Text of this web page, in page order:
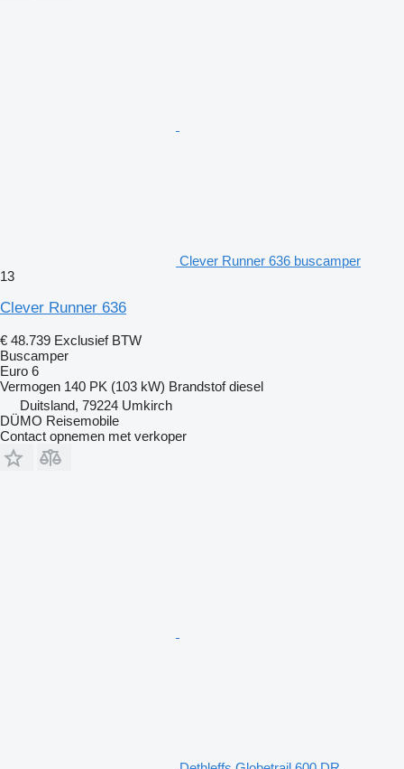
Clever Runner 636 buscamper
13
Clever Runner 636
€ 48.739 Exclusief BTW
Buscamper
Euro 6
Vermogen 140 PK (103 kW) Brandstof diesel
Duitsland, 79224 Umkirch
DÜMO Reisemobile
Contact opnemen met verkoper